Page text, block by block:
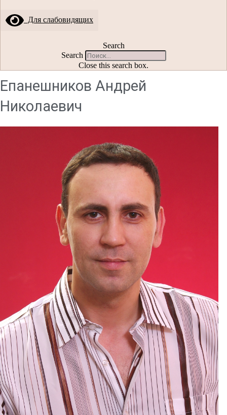
Для слабовидящих
Search
Search
Close this search box.
Епанешников Андрей
Николаевич